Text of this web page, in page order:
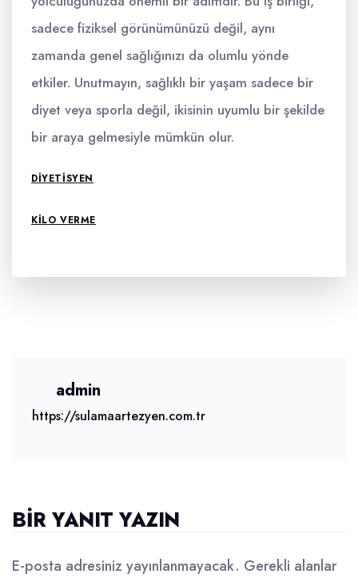
sadece fiziksel görünümünüzü değil, aynı
zamanda genel sağlığınızı da olumlu yönde
etkiler. Unutmayın, sağlıklı bir yaşam sadece bir
diyet veya sporla değil, ikisinin uyumlu bir şekilde
bir araya gelmesiyle mümkün olur.
DIYETISYEN
KILO VERME
admin
https://sulamaartezyen.com.tr
BIR YANIT YAZIN
E-posta adresiniz yayınlanmayacak. Gerekli alanlar